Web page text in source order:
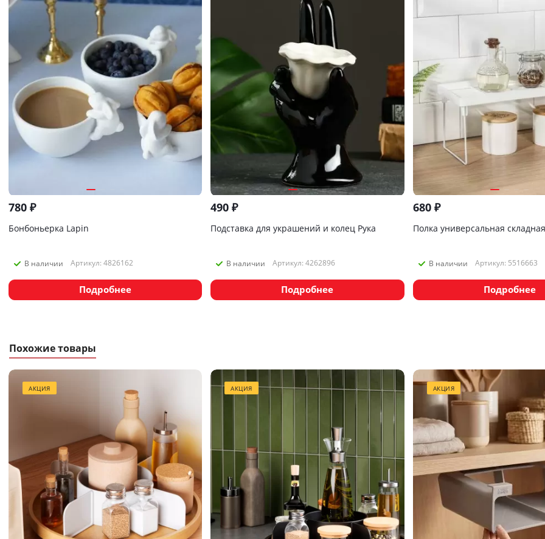
780 ₽
Бонбоньерка Lapin
В наличии Артикул: 4826162
Подробнее
490 ₽
Подставка для украшений и колец Рука
В наличии Артикул: 4262896
Подробнее
680₽
Полка универсальная
В наличии Артикул: 5516663
Подробнее
Похожие товары
АКЦИЯ АКЦИЯ АКЦИЯ